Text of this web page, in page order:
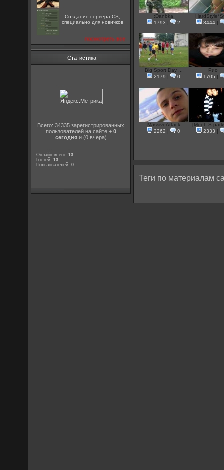
Создание сервера CS,
специально для новичков
посмотреть все
Статистика
Всего: 34335 зарегистрированных
пользователей на сайте + 0
сегодняи (0 вчера)
Онлайн всего:13
Гостей:13
Пользователей:0
:Danbka
1793
| 2
3444 |
Big Sport Day ...
2179
| 0
Pио
1705
|
MassiveAttack
2262
| 0
[Meet_S-
2333
|
Теги по материалам